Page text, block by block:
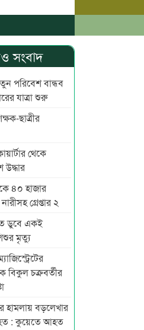
সংবাদ
পরিবেশ বান্ধব
যাত্রা শুরু
ছাত্রীর
থেকে
৪০ হাজার
গ্রেপ্তার ২
ডুবে একই
মৃত্যু
বিকুল চক্রবর্তীর
হামলায় বড়লেখার
: কুয়েতে আহত